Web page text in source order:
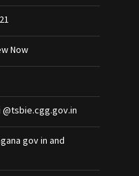
Now
@tsbie.cgg.gov.in
gov in and